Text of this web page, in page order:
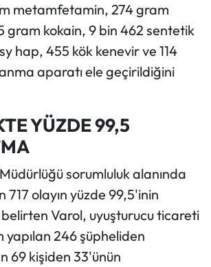
metamfetamin, 274 gram
gram kokain, 9 bin 462 sentetik
hap, 455 kök kenevir ve 114
aparatı ele geçirildiğini
YÜZDE 99,5
sorumluluk alanında
olayın yüzde 99,5'inin
belirten Varol, uyuşturucu ticareti
yapılan 246 şüpheliden
69 kişiden 33'ünün